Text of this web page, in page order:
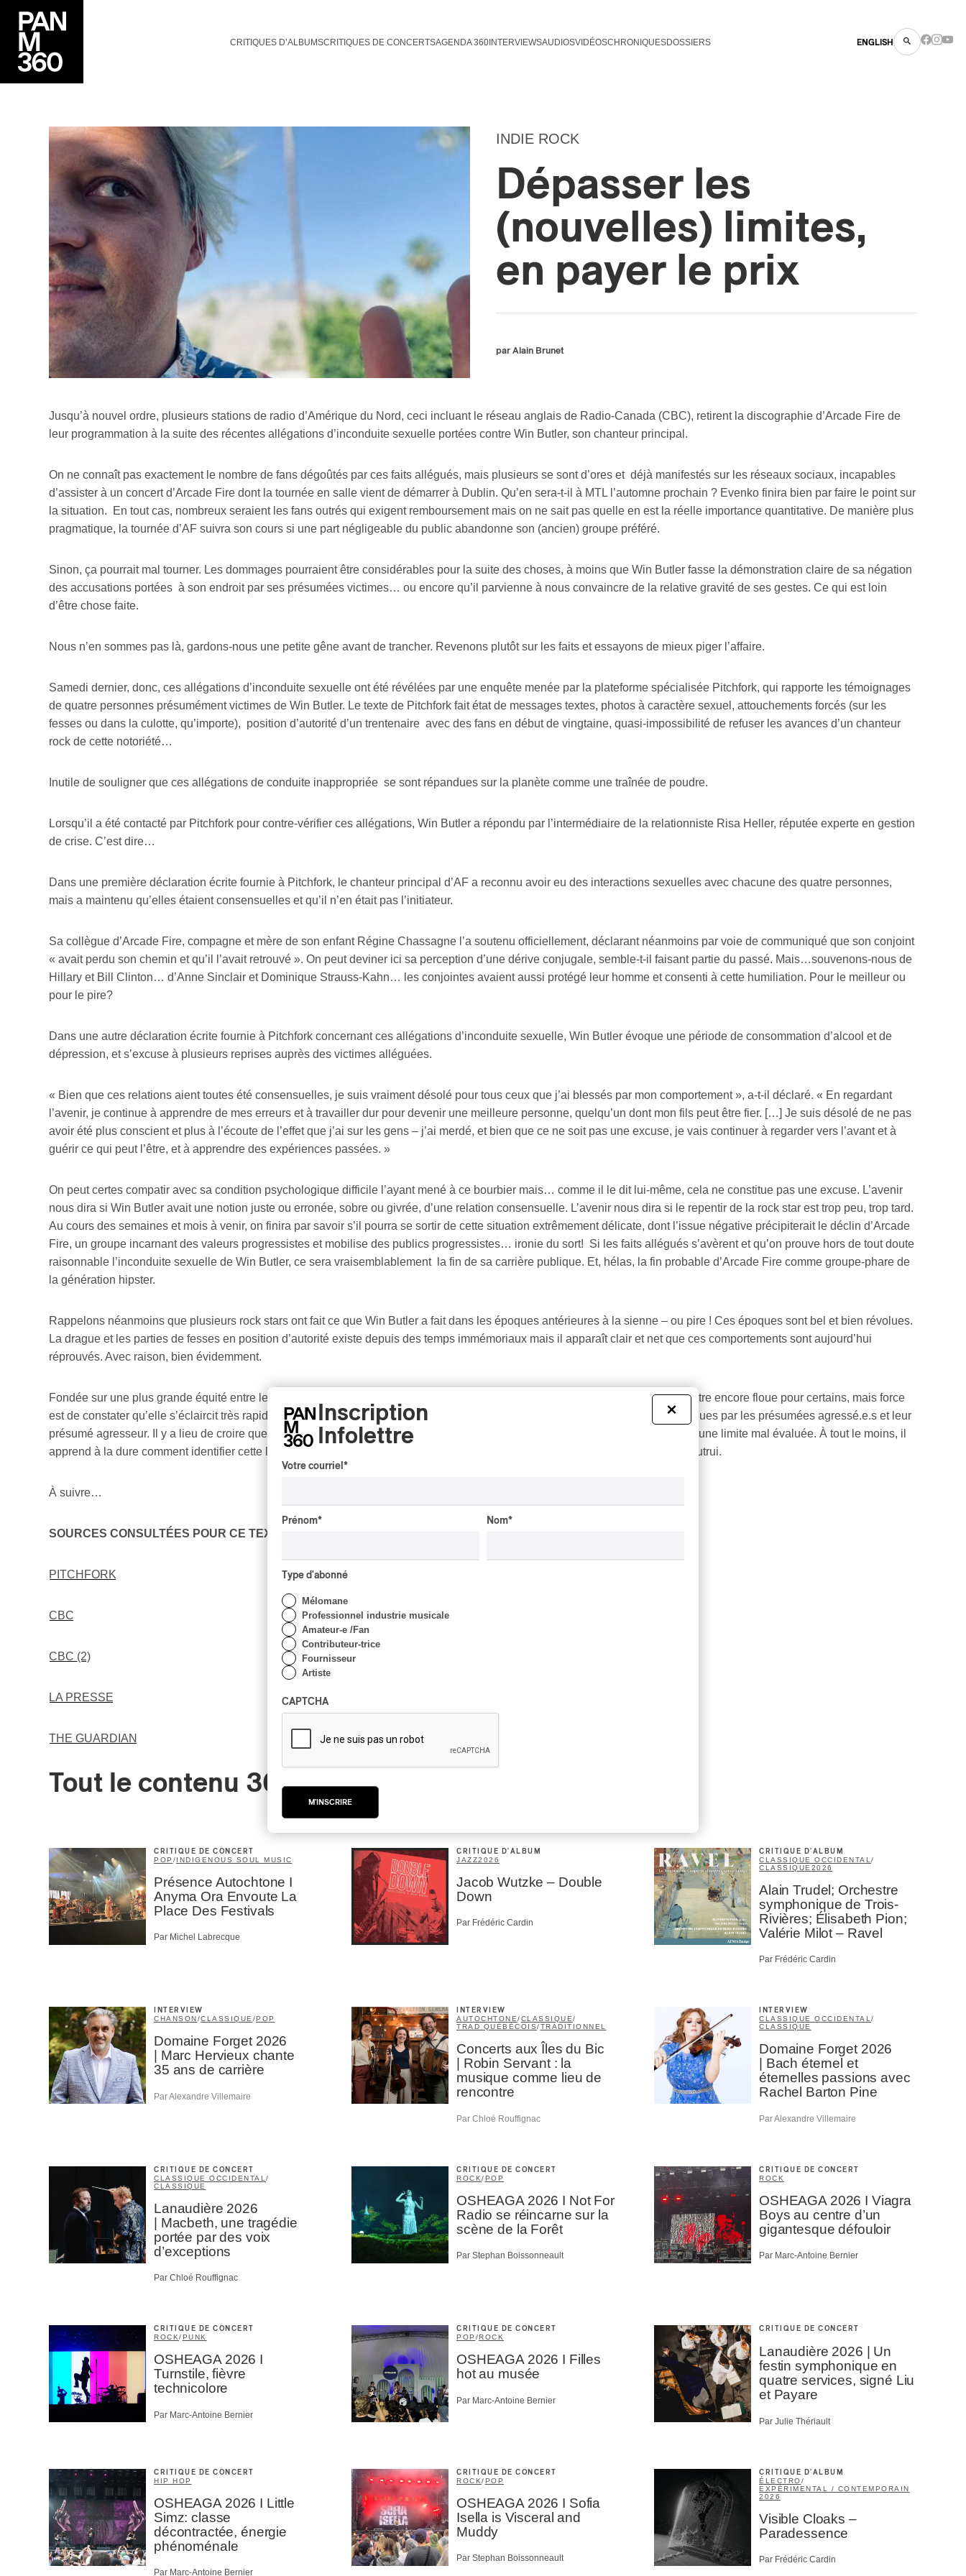
CRITIQUES D’ALBUMSCRITIQUES DE CONCERTSAGENDA 360INTERVIEWSAUDIOSVIDÉOSCHRONIQUESDOSSIERS ENGLISH
INDIE ROCK
Dépasser les
(nouvelles) limites,
en payer le prix
par Alain Brunet
Jusqu’à nouvel ordre, plusieurs stations de radio d’Amérique du Nord, ceci incluant le réseau anglais de Radio-Canada (CBC), retirent la discographie d’Arcade Fire de
leur programmation à la suite des récentes allégations d’inconduite sexuelle portées contre Win Butler, son chanteur principal.
On ne connaît pas exactement le nombre de fans dégoûtés par ces faits allégués, mais plusieurs se sont d’ores et déjà manifestés sur les réseaux sociaux, incapables
d’assister à un concert d’Arcade Fire dont la tournée en salle vient de démarrer à Dublin. Qu’en sera-t-il à MTL l’automne prochain ? Evenko finira bien par faire le point sur
la situation. En tout cas, nombreux seraient les fans outrés qui exigent remboursement mais on ne sait pas quelle en est la réelle importance quantitative. De manière plus
pragmatique, la tournée d’AF suivra son cours si une part négligeable du public abandonne son (ancien) groupe préféré.
Sinon, ça pourrait mal tourner. Les dommages pourraient être considérables pour la suite des choses, à moins que Win Butler fasse la démonstration claire de sa négation
des accusations portées à son endroit par ses présumées victimes… ou encore qu’il parvienne à nous convaincre de la relative gravité de ses gestes. Ce qui est loin
d’être chose faite.
Nous n’en sommes pas là, gardons-nous une petite gêne avant de trancher. Revenons plutôt sur les faits et essayons de mieux piger l’affaire.
Samedi dernier, donc, ces allégations d’inconduite sexuelle ont été révélées par une enquête menée par la plateforme spécialisée Pitchfork, qui rapporte les témoignages
de quatre personnes présumément victimes de Win Butler. Le texte de Pitchfork fait état de messages textes, photos à caractère sexuel, attouchements forcés (sur les
fesses ou dans la culotte, qu’importe), position d’autorité d’un trentenaire avec des fans en début de vingtaine, quasi-impossibilité de refuser les avances d’un chanteur
rock de cette notoriété…
Inutile de souligner que ces allégations de conduite inappropriée se sont répandues sur la planète comme une traînée de poudre.
Lorsqu’il a été contacté par Pitchfork pour contre-vérifier ces allégations, Win Butler a répondu par l’intermédiaire de la relationniste Risa Heller, réputée experte en gestion
de crise. C’est dire…
Dans une première déclaration écrite fournie à Pitchfork, le chanteur principal d’AF a reconnu avoir eu des interactions sexuelles avec chacune des quatre personnes,
mais a maintenu qu’elles étaient consensuelles et qu’il n’en était pas l’initiateur.
Sa collègue d’Arcade Fire, compagne et mère de son enfant Régine Chassagne l’a soutenu officiellement, déclarant néanmoins par voie de communiqué que son conjoint
« avait perdu son chemin et qu’il l’avait retrouvé ». On peut deviner ici sa perception d’une dérive conjugale, semble-t-il faisant partie du passé. Mais…souvenons-nous de
Hillary et Bill Clinton… d’Anne Sinclair et Dominique Strauss-Kahn… les conjointes avaient aussi protégé leur homme et consenti à cette humiliation. Pour le meilleur ou
pour le pire?
Dans une autre déclaration écrite fournie à Pitchfork concernant ces allégations d’inconduite sexuelle, Win Butler évoque une période de consommation d’alcool et de
dépression, et s’excuse à plusieurs reprises auprès des victimes alléguées.
« Bien que ces relations aient toutes été consensuelles, je suis vraiment désolé pour tous ceux que j’ai blessés par mon comportement », a-t-il déclaré. « En regardant
l’avenir, je continue à apprendre de mes erreurs et à travailler dur pour devenir une meilleure personne, quelqu’un dont mon fils peut être fier. […] Je suis désolé de ne pas
avoir été plus conscient et plus à l’écoute de l’effet que j’ai sur les gens – j’ai merdé, et bien que ce ne soit pas une excuse, je vais continuer à regarder vers l’avant et à
guérir ce qui peut l’être, et à apprendre des expériences passées. »
On peut certes compatir avec sa condition psychologique difficile l’ayant mené à ce bourbier mais… comme il le dit lui-même, cela ne constitue pas une excuse. L’avenir
nous dira si Win Butler avait une notion juste ou erronée, sobre ou givrée, d’une relation consensuelle. L’avenir nous dira si le repentir de la rock star est trop peu, trop tard.
Au cours des semaines et mois à venir, on finira par savoir s’il pourra se sortir de cette situation extrêmement délicate, dont l’issue négative précipiterait le déclin d’Arcade
Fire, un groupe incarnant des valeurs progressistes et mobilise des publics progressistes… ironie du sort! Si les faits allégués s’avèrent et qu’on prouve hors de tout doute
raisonnable l’inconduite sexuelle de Win Butler, ce sera vraisemblablement la fin de sa carrière publique. Et, hélas, la fin probable d’Arcade Fire comme groupe-phare de
la génération hipster.
Rappelons néanmoins que plusieurs rock stars ont fait ce que Win Butler a fait dans les époques antérieures à la sienne – ou pire ! Ces époques sont bel et bien révolues.
La drague et les parties de fesses en position d’autorité existe depuis des temps immémoriaux mais il apparaît clair et net que ces comportements sont aujourd’hui
réprouvés. Avec raison, bien évidemment.
Fondée sur une plus grande équité entre les humains de toutes identités sexuelles, la notion de relation consensuelle est peut-être encore floue pour certains, mais force
est de constater qu’elle s’éclaircit très rapidement lorsque de telles différences de perceptions relationnelles sont rendues publiques par les présumées agressé.e.s et leur
présumé agresseur. Il y a lieu de croire que Win Butler est sincère dans sa défense mais… il a aussi lieu de croire qu’il dépassé une limite mal évaluée. À tout le moins, il
apprend à la dure comment identifier cette limite légitimement posée par les avancées de la condition féminine et du respect d’autrui.
À suivre…
SOURCES CONSULTÉES POUR CE TEXTE
PITCHFORK
CBC
CBC (2)
LA PRESSE
THE GUARDIAN
Tout le contenu 360
CRITIQUE DE CONCERT
POP /INDIGENOUS SOUL MUSIC
Présence Autochtone I
Anyma Ora Envoute La
Place Des Festivals
Par Michel Labrecque
CRITIQUE D'ALBUM
JAZZ2026
Jacob Wutzke – Double
Down
Par Frédéric Cardin
CRITIQUE D'ALBUM
CLASSIQUE OCCIDENTAL /
CLASSIQUE 2026
Alain Trudel; Orchestre
symphonique de Trois-
Rivières; Élisabeth Pion;
Valérie Milot – Ravel
Par Frédéric Cardin
INTERVIEW
CHANSON /CLASSIQUE/POP
Domaine Forget 2026
| Marc Hervieux chante
35 ans de carrière
Par Alexandre Villemaire
INTERVIEW
AUTOCHTONE/CLASSIQUE/
TRAD QUÉBÉCOIS/TRADITIONNEL
Concerts aux Îles du Bic
| Robin Servant : la
musique comme lieu de
rencontre
Par Chloé Rouffignac
INTERVIEW
CLASSIQUE OCCIDENTAL/
CLASSIQUE
Domaine Forget 2026
| Bach éternel et
éternelles passions avec
Rachel Barton Pine
Par Alexandre Villemaire
CRITIQUE DE CONCERT
CLASSIQUE OCCIDENTAL /
CLASSIQUE
Lanaudière 2026
| Macbeth, une tragédie
portée par des voix
d’exceptions
Par Chloé Rouffignac
CRITIQUE DE CONCERT
ROCK/POP
OSHEAGA 2026 I Not For
Radio se réincarne sur la
scène de la Forêt
Par Stephan Boissonneault
CRITIQUE DE CONCERT
ROCK
OSHEAGA 2026 I Viagra
Boys au centre d’un
gigantesque défouloir
Par Marc-Antoine Bernier
CRITIQUE DE CONCERT
ROCK/PUNK
OSHEAGA 2026 I
Turnstile, fièvre
technicolore
Par Marc-Antoine Bernier
CRITIQUE DE CONCERT
POP /ROCK
OSHEAGA 2026 I Filles
hot au musée
Par Marc-Antoine Bernier
CRITIQUE DE CONCERT
Lanaudière 2026 | Un
festin symphonique en
quatre services, signé Liu
et Payare
Par Julie Thériault
CRITIQUE DE CONCERT
HIP HOP
OSHEAGA 2026 I Little
Simz: classe
décontractée, énergie
phénoménale
Par Marc-Antoine Bernier
CRITIQUE DE CONCERT
ROCK/POP
OSHEAGA 2026 I Sofia
Isella is Visceral and
Muddy
Par Stephan Boissonneault
CRITIQUE D'ALBUM
ÉLECTRO/
EXPÉRIMENTAL / CONTEMPORAIN
2026
Visible Cloaks –
Paradessence
Par Frédéric Cardin
×
Inscription
Infolettre
Votre courriel *
Prénom* Nom*
Type d'abonné
Mélomane
Professionnel industrie musicale
Amateur-e /Fan
Contributeur-trice
Fournisseur
Artiste
CAPTCHA
M'INSCRIRE